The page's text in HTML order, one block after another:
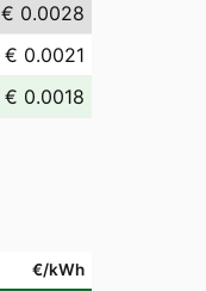
€ 0.0028
€ 0.0021
€ 0.0018
€/kWh